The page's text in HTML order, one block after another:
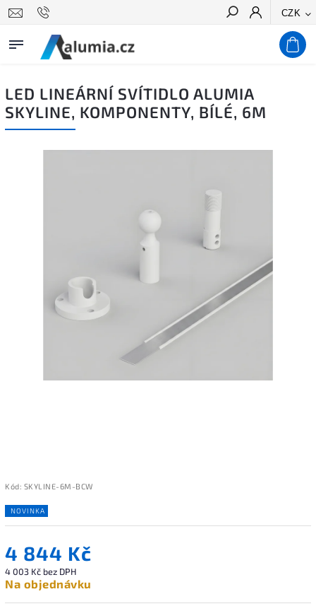
CZK
Hledat
LED LINEÁRNÍ SVÍTIDLO ALUMIA
SKYLINE, KOMPONENTY, BÍLÉ, 6M
Kód: SKYLINE-6M-BCW
NOVINKA
4 844 Kč
4 003 Kč bez DPH
Na objednávku